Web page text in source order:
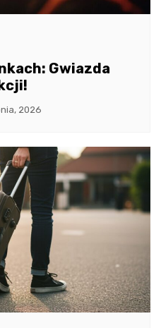
Gwiazda
2026